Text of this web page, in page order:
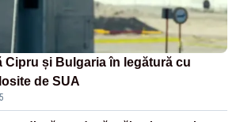
Cipru și Bulgaria în legătură cu
de SUA